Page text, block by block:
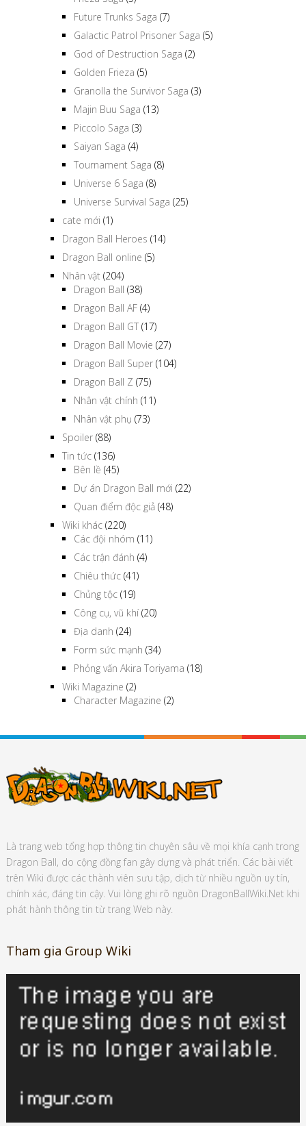
Future Trunks Saga (7)
Galactic Patrol Prisoner Saga (5)
God of Destruction Saga (2)
Golden Frieza (5)
Granolla the Survivor Saga (3)
Majin Buu Saga (13)
Piccolo Saga (3)
Saiyan Saga (4)
Tournament Saga (8)
Universe 6 Saga (8)
Universe Survival Saga (25)
cate mới (1)
Dragon Ball Heroes (14)
Dragon Ball online (5)
Nhân vật (204)
Dragon Ball (38)
Dragon Ball AF (4)
Dragon Ball GT (17)
Dragon Ball Movie (27)
Dragon Ball Super (104)
Dragon Ball Z (75)
Nhân vật chính (11)
Nhân vật phụ (73)
Spoiler (88)
Tin tức (136)
Bên lề (45)
Dự án Dragon Ball mới (22)
Quan điểm độc giả (48)
Wiki khác (220)
Các đội nhóm (11)
Các trận đánh (4)
Chiêu thức (41)
Chủng tộc (19)
Công cụ, vũ khí(20)
Địa danh (24)
Form sức mạnh (34)
Phỏng vấn Akira Toriyama (18)
Wiki Magazine (2)
Character Magazine (2)
Là trang web tổng hợp thông tin chuyên sâu về mọi khía cạnh trong
Dragon Ball, do cộng đồng fan gây dựng và phát triển. Các bài viết
trên Wiki được các thành viên sưu tập, dịch từ nhiều nguồn uy tín,
chính xác, đáng tin cậy. Vui lòng ghi rõ nguồn DragonBallWiki.Net khi
phát hành thông tin từ trang Web này.
Tham gia Group Wiki